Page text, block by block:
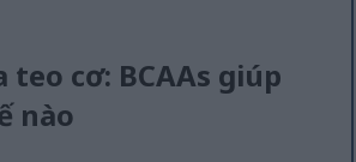
teo cơ: BCAAs giúp
nào